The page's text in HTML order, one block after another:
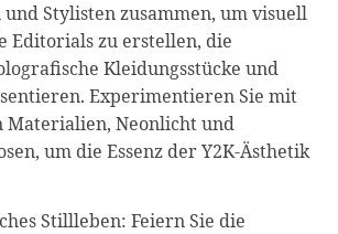
Stylisten zusammen, um visuell
Editorials zu erstellen, die
Kleidungsstücke und
Experimentieren Sie mit
Neonlicht und
um die Essenz der Y2K-Ästhetik
Stillleben: Feiern Sie die